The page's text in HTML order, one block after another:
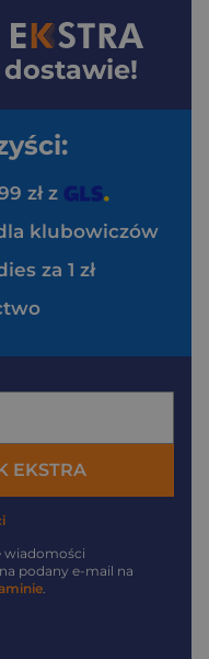
zł z
klubowiczów
za 1 zł
EKSTRA
wiadomości
podany e-mail na
.